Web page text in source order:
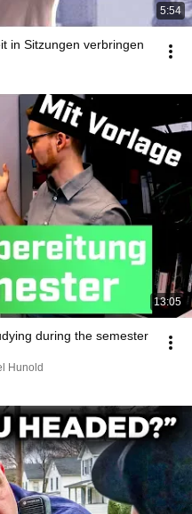
5:54
in Sitzungen verbringen
13:05
during the semester
Hunold